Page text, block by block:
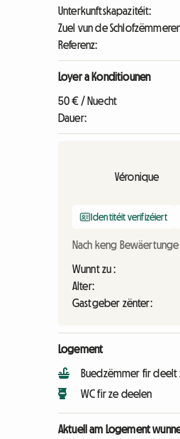
Unterkunftskapazitéit:
Zuel vun de
Referenz:
Loyer a Konditiounen
50 € / Nuecht
Dauer:
Véronique
Identitéit verifizéiert
Nach keng
Wunnt zu :
Alter:
Gastgeber zënter:
Logement
Buedzëmmer fir
WC fir ze deelen
Aktuell am Logement